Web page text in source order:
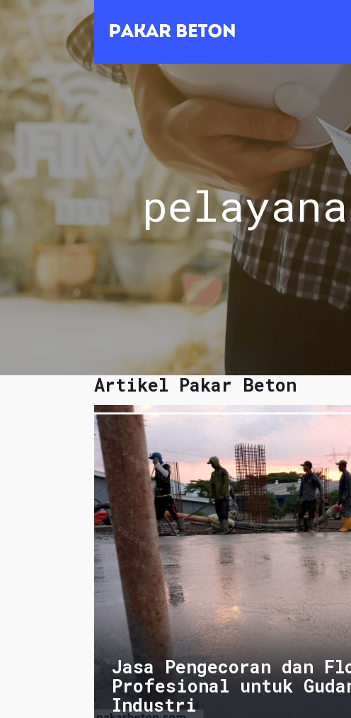
Artikel Pakar Beton
Jasa Pengecoran dan
Profesional untuk
Industri